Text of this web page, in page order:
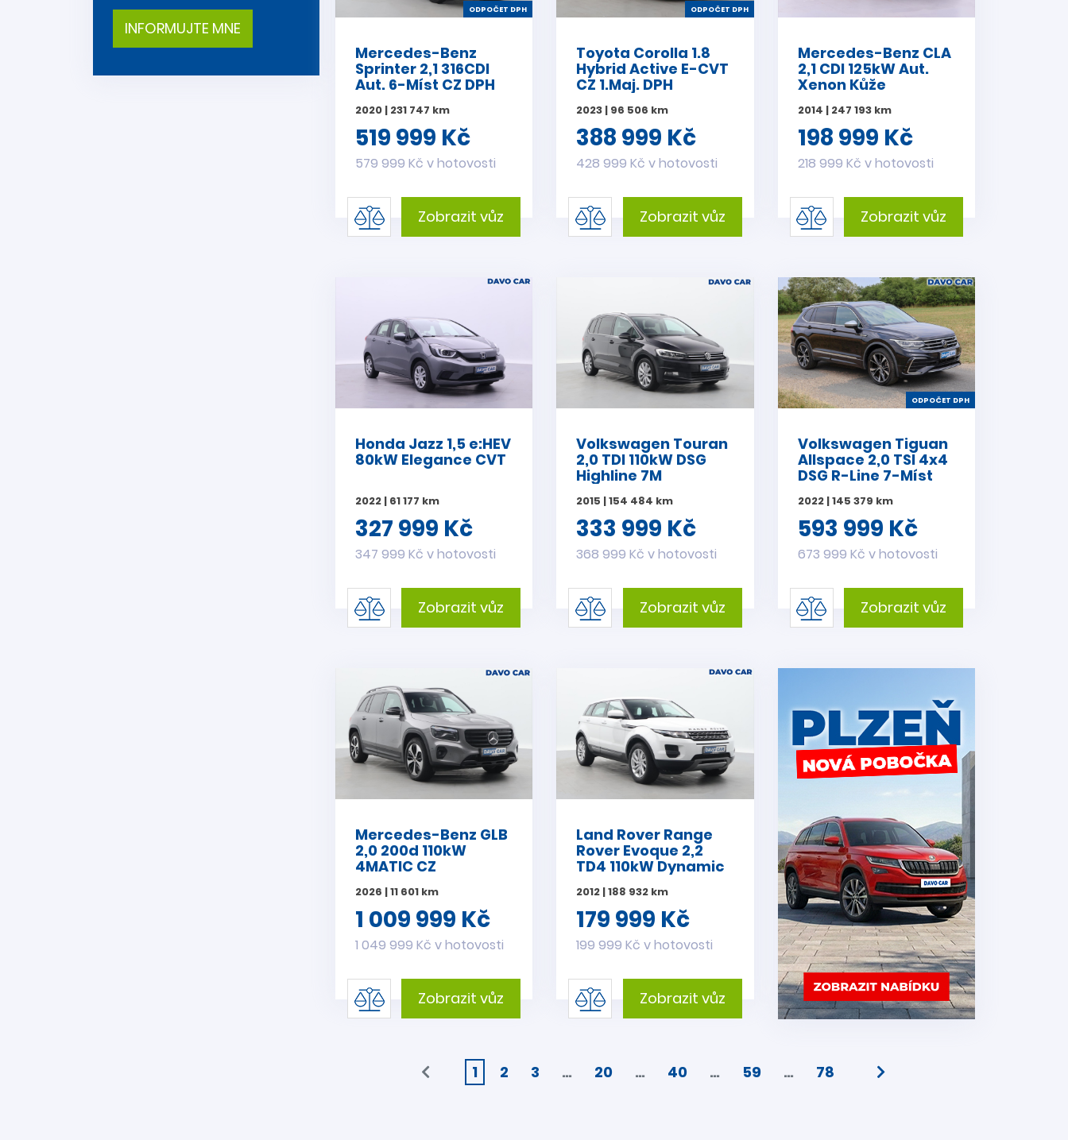
ODPOČET DPH
Mercedes-Benz
Sprinter 2,1 316CDI
Aut. 6-Míst CZ DPH
2020 | 231 747 km
519 999 Kč
579 999 Kč v hotovosti
Zobrazit vůz
ODPOČET DPH
Toyota Corolla 1.8
Hybrid Active E-CVT
CZ 1.Maj. DPH
2023 | 96 506 km
388 999 Kč
428 999 Kč v hotovosti
Zobrazit vůz
Mercedes-Benz CLA
2,1 CDI 125kW Aut.
Xenon Kůže
2014 | 247 193 km
198 999 Kč
218 999 Kč v hotovosti
Zobrazit vůz
Honda Jazz 1,5 e:HEV
80kW Elegance CVT
2022 | 61 177 km
327 999 Kč
347 999 Kč v hotovosti
Zobrazit vůz
Volkswagen Touran
2,0 TDI 110kW DSG
Highline 7M
2015 | 154 484 km
333 999 Kč
368 999 Kč v hotovosti
Zobrazit vůz
ODPOČET DPH
Volkswagen Tiguan
Allspace 2,0 TSI 4x4
DSG R-Line 7-Míst
2022 | 145 379 km
593 999 Kč
673 999 Kč v hotovosti
Zobrazit vůz
Mercedes-Benz GLB
2,0 200d 110kW
4MATIC CZ
2026 | 11 601 km
1 009 999 Kč
1 049 999 Kč v hotovosti
Zobrazit vůz
Land Rover Range
Rover Evoque 2,2
TD4 110kW Dynamic
2012 | 188 932 km
179 999 Kč
199 999 Kč v hotovosti
Zobrazit vůz
1 2 3 … 20 … 40 … 59 … 78